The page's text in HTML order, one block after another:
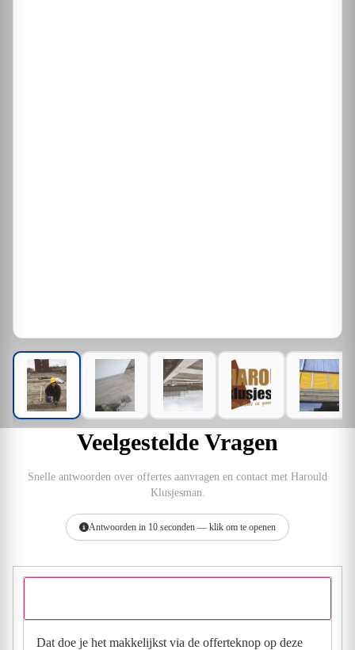
Veelgestelde Vragen
Snelle antwoorden over offertes aanvragen en contact met Harould
Klusjesman.
Antwoorden in 10 seconden — klik om te openen
Dat doe je het makkelijkst via de offerteknop op deze